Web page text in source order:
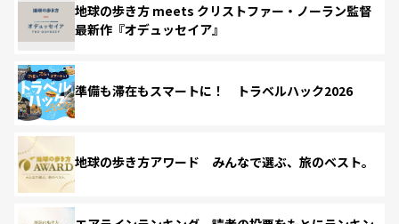
地球の歩き方 meets クリストファー・ノーラン監督
最新作『オデュッセイア』
準備も滞在もスマートに！ トラベルハック2026
地球の歩き方アワード みんなで選ぶ、旅のベスト。